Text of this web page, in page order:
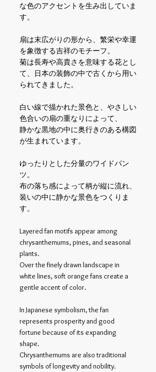
な色のアクセントを生み出していま
す。
扇は末広がりの形から、繁栄や幸運
を象徴する吉祥のモチーフ。
菊は長寿や高貴さを意味する花とし
て、日本の装飾の中で古くから用い
られてきました。
白い線で描かれた景色と、やさしい
色合いの扇の重なりによって、
静かな黒地の中に奥行きのある構図
が生まれています。
ゆったりとした分量のワイドパン
ツ。
布の落ち感によって柄が縦に流れ、
装いの中に静かな景色をつくりま
す。
Layered fan motifs appear among
chrysanthemums, pines, and seasonal
plants.
Over the finely drawn landscape in
white lines, soft orange fans create a
gentle accent of color.
In Japanese symbolism, the fan
represents prosperity and good
fortune because of its expanding
shape.
Chrysanthemums are also traditional
symbols of longevity and nobility.